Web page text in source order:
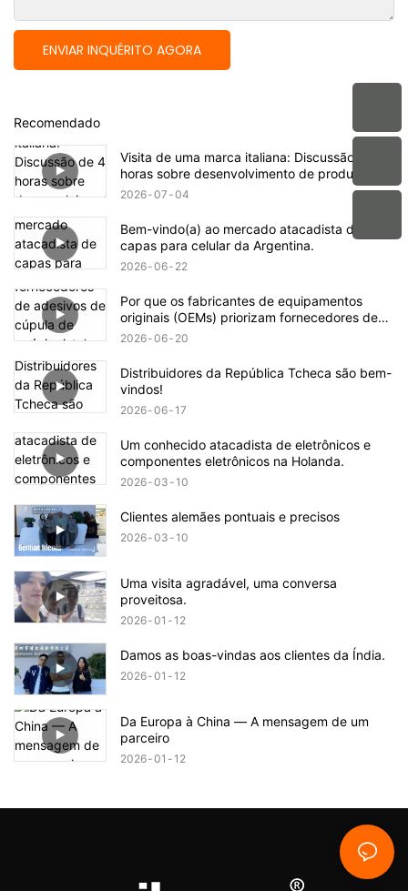
ENVIAR INQUÉRITO AGORA
Recomendado
Visita de uma marca italiana: Discussão de 4
horas sobre desenvolvimento de produtos
OEM na aikusu
2026 07 04
Bem-vindo(a) ao mercado atacadista de
capas para celular da Argentina.
2026 06 22
Por que os fabricantes de equipamentos
originais (OEMs) priorizam fornecedores de
adesivos de cúpula de epóxi cristal com
RoHS?
2026 06 20
Distribuidores da República Tcheca são bem-
vindos!
2026 06 17
Um conhecido atacadista de eletrônicos e
componentes eletrônicos na Holanda.
2026 03 10
Clientes alemães pontuais e precisos
2026 03 10
Uma visita agradável, uma conversa
proveitosa.
2026 01 12
Damos as boas-vindas aos clientes da Índia.
2026 01 12
Da Europa à China — A mensagem de um
parceiro
2026 01 12